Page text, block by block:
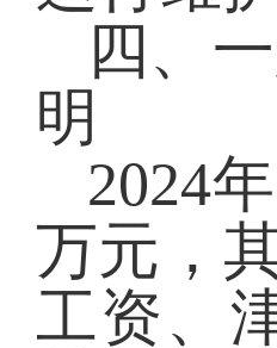
四、
明
2024
万元，
工资、